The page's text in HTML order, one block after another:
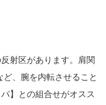
射区があります。肩関
、腕を内転させること
】との組合せがオスス